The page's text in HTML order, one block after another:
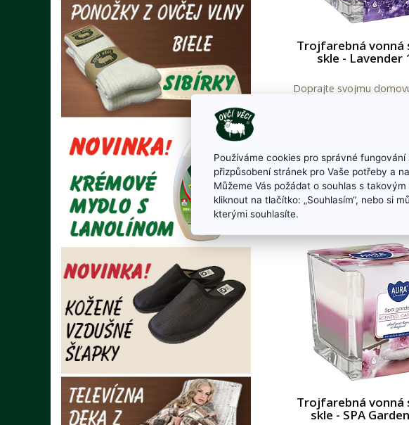
Trojfarebná vonná
skle - Lavender
Doprajte svojmu
pocit pohody a
prostredie pre
náročnom
Skladom
Details
Trojfarebná vonná
skle - SPA
Používáme cookies pro správné
přizpůsobení stránek pro Vaše potřeby a
Můžeme Vás požádat o souhlas s
kliknout na tlačítko: „Souhlasím“, nebo si
kterými souhlasíte.